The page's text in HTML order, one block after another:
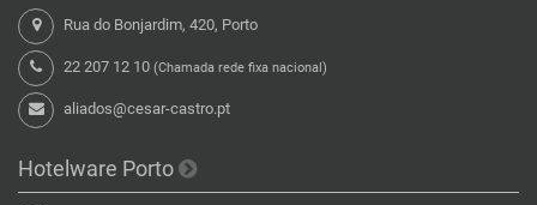
Rua do Bonjardim, 420, Porto
22 207 12 10 (Chamada rede fixa nacional)
aliados@cesar-castro.pt
Hotelware Porto